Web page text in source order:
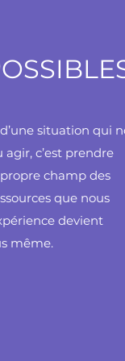
situation qui
c’est prendre
champ des
que nous
devient
même.